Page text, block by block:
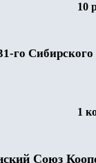
10
го Сибирского
1
Союз